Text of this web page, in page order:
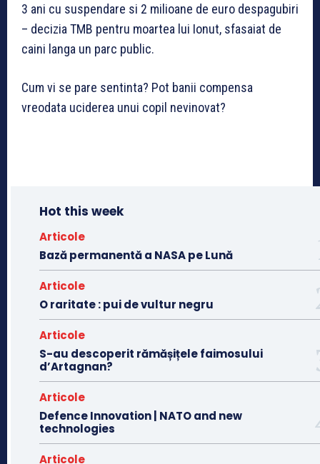
3 ani cu suspendare si 2 milioane de euro despagubiri
– decizia TMB pentru moartea lui Ionut, sfasaiat de
caini langa un parc public.
Cum vi se pare sentinta? Pot banii compensa
vreodata uciderea unui copil nevinovat?
Hot this week
Articole
Bază permanentă a NASA pe Lună
Articole
O raritate : pui de vultur negru
Articole
S-au descoperit rămășițele faimosului
d’Artagnan?
Articole
Defence Innovation | NATO and new
technologies
Articole